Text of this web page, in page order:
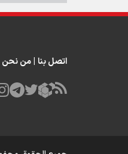
اتصل بنا |من نحن